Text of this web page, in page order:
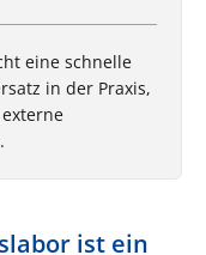
eine schnelle
in der Praxis,
ist ein